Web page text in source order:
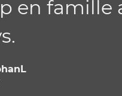
en famille